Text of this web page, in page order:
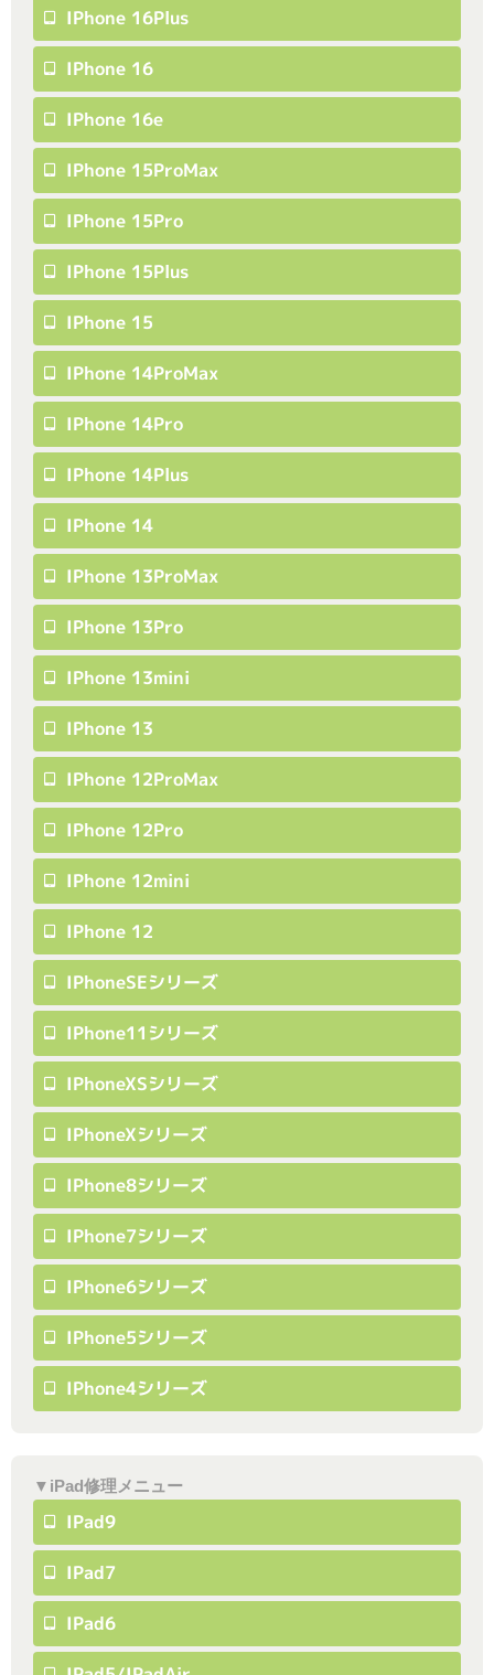
IPhone 16Plus
IPhone 16
IPhone 16e
IPhone 15ProMax
IPhone 15Pro
IPhone 15Plus
IPhone 15
IPhone 14ProMax
IPhone 14Pro
IPhone 14Plus
IPhone 14
IPhone 13ProMax
IPhone 13Pro
IPhone 13mini
IPhone 13
IPhone 12ProMax
IPhone 12Pro
IPhone 12mini
IPhone 12
IPhoneSEシリーズ
IPhone11シリーズ
IPhoneXSシリーズ
IPhoneXシリーズ
IPhone8シリーズ
IPhone7シリーズ
IPhone6シリーズ
IPhone5シリーズ
IPhone4シリーズ
▼iPad修理メニュー
IPad9
IPad7
IPad6